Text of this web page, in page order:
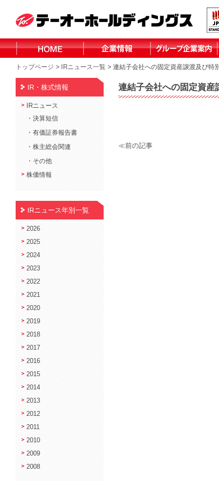
株式会社テーオ
株式会社テーオ
株式会社テーオ
株式会社テーオ
函館日産自動車
北見日産自動車
株式会社
北見三菱自動車
小泉建設株式会
株式会社fika
トップページ > IRニュース一覧 > 連結⼦会社への固定資産譲渡及び特
IR・株式情報
IRニュース
・ 決算短信
・ 有価証券報告書
・ 株主総会関連
・ その他
株価情報
IRニュース年別一覧
2026
2025
2024
2023
2022
2021
2020
2019
2018
2017
2016
2015
2014
2013
2012
2011
2010
2009
2008
連結⼦会社への固定資産
≪前の記事